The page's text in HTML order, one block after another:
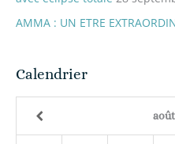
AMMA : UN ETRE
Calendrier
août